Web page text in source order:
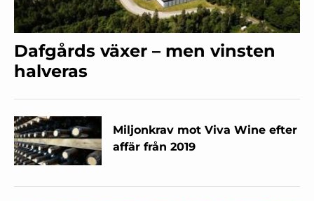
Dafgårds växer – men vinsten
halveras
Miljonkrav mot Viva Wine efter
affär från 2019